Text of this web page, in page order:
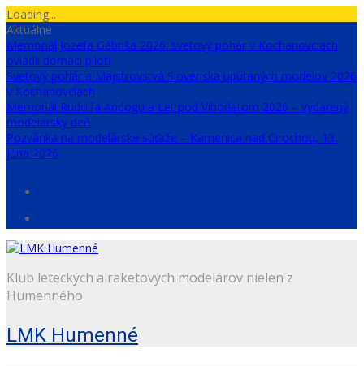
Skip
to
content
Loading...
Aktuálne
Memoriál Jozefa Gábriša 2026: svetový pohár v Kochanovciach
ovládli domáci piloti
Svetový pohár a Majstrovstvá Slovenska upútaných modelov 2026
v Kochanovciach
Memoriál Rudolfa Andogu a Let pod Vihorlatom 2026 – vydarený
modelársky deň
Pozvánka na modelárske súťaže – Kamenica nad Cirochou, 13.
júna 2026
Klub leteckých a raketových modelárov nielen z
Humenného
LMK Humenné